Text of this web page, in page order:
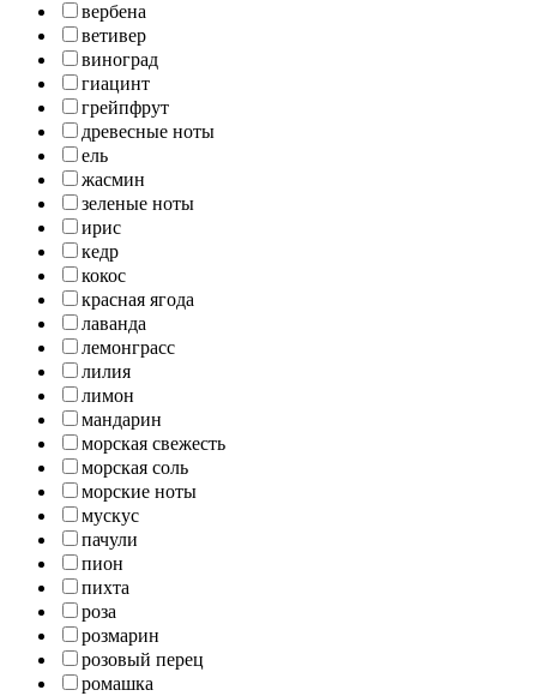
вербена
ветивер
виноград
гиацинт
грейпфрут
древесные ноты
ель
жасмин
зеленые ноты
ирис
кедр
кокос
красная ягода
лаванда
лемонграсс
лилия
лимон
мандарин
морская свежесть
морская соль
морские ноты
мускус
пачули
пион
пихта
роза
розмарин
розовый перец
ромашка